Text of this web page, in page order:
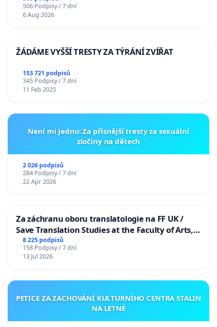
506 Podpisy / 7 dní
6 Aug 2026
ŽÁDÁME VYŠŠÍ TRESTY ZA TÝRÁNÍ ZVÍŘAT
153 721 podpisů
345 Podpisy / 7 dní
11 Feb 2025
Není mi jedno: Za přísnější tresty za sexuální
zločiny na dětech
2 026 podpisů
284 Podpisy / 7 dní
22 Apr 2026
Za záchranu oboru translatologie na FF UK /
Save Translation Studies at the Faculty of Arts,
Charles University
8 225 podpisů
158 Podpisy / 7 dní
13 Jul 2026
PETICE ZA ZACHOVÁNÍ KULTURNÍHO CENTRA STALIN
NA LETNÉ